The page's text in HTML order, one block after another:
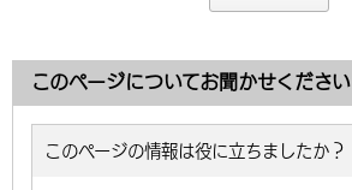
このページについてお聞かせください